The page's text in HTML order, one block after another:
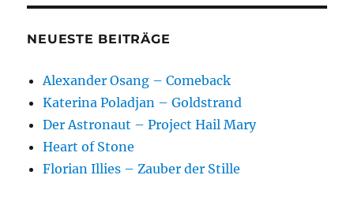
NEUESTE BEITRÄGE
Alexander Osang – Comeback
Katerina Poladjan – Goldstrand
Der Astronaut – Project Hail Mary
Heart of Stone
Florian Illies – Zauber der Stille